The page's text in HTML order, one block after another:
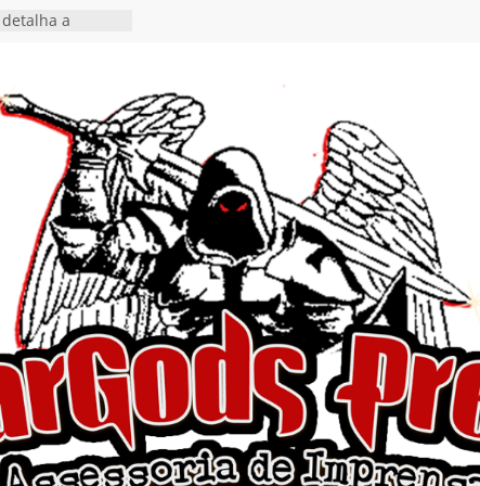
single “Keep
e detalha
Rig” definitivo
Hell’s Heroes
chega ao
em formato
nas plataformas
show em
Autoral” e
do novo single
de uma
do EP
I Begin”